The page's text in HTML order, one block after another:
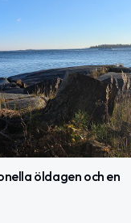
öldagen och en